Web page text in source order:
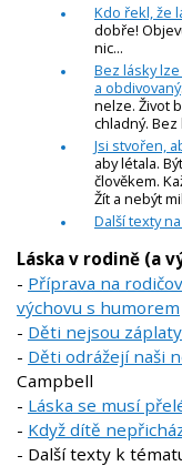
Kdo řekl, že
dobře!
nic...
Bez lásky
a obdivovaný
nelze. Život
chladný.
Jsi stvořen,
aby létala.
člověkem.
Žít a nebýt
Další texty
Láska v rodině (a
- Příprava na
výchovu s humorem
- Děti nejsou záplaty
- Děti odrážejí naši
Campbell
- Láska se musí
- Když dítě
- Další texty k